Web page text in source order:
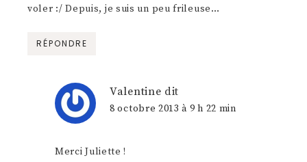
voler :/ Depuis, je suis un peu frileuse…
RÉPONDRE
Valentine dit
8 octobre 2013 à 9 h 22 min
Merci Juliette !